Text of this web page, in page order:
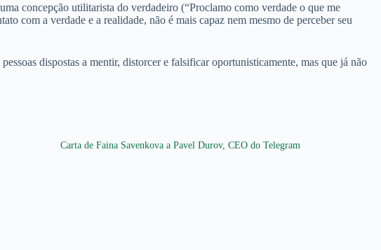
concepção utilitarista do verdadeiro (“Proclamo como verdade o que me
com a verdade e a realidade, não é mais capaz nem mesmo de perceber seu
dispostas a mentir, distorcer e falsificar oportunisticamente, mas que já não
Carta de Faina Savenkova a Pavel Durov, CEO do Telegram